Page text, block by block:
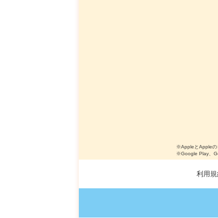
※AppleとAppleの
※Google Play、
利用